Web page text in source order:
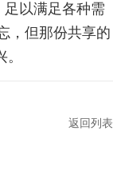
足以满足各种需
，但那份共享的
返回列表